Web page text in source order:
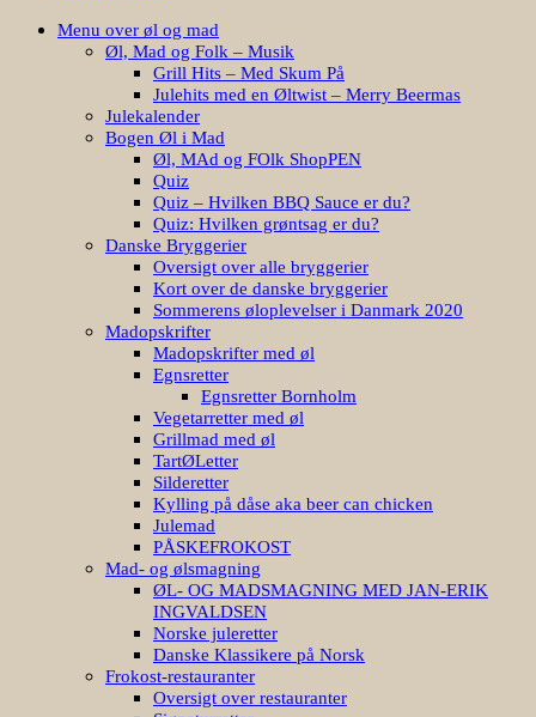
Menu over øl og mad
Øl, Mad og Folk – Musik
Grill Hits – Med Skum På
Julehits med en Øltwist – Merry Beermas
Julekalender
Bogen Øl i Mad
Øl, MAd og FOlk ShopPEN
Quiz
Quiz – Hvilken BBQ Sauce er du?
Quiz: Hvilken grøntsag er du?
Danske Bryggerier
Oversigt over alle bryggerier
Kort over de danske bryggerier
Sommerens øloplevelser i Danmark 2020
Madopskrifter
Madopskrifter med øl
Egnsretter
Egnsretter Bornholm
Vegetarretter med øl
Grillmad med øl
TartØLetter
Silderetter
Kylling på dåse aka beer can chicken
Julemad
PÅSKEFROKOST
Mad- og ølsmagning
ØL- OG MADSMAGNING MED JAN-ERIK
INGVALDSEN
Norske juleretter
Danske Klassikere på Norsk
Frokost-restauranter
Oversigt over restauranter